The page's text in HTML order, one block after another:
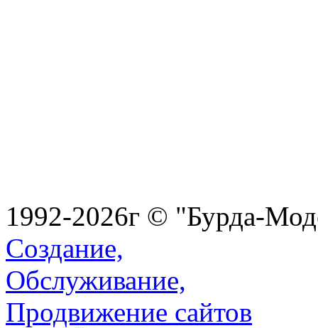
1992-2026г © "Бурда-
Создание,
Обслуживание,
Продвижение сайтов